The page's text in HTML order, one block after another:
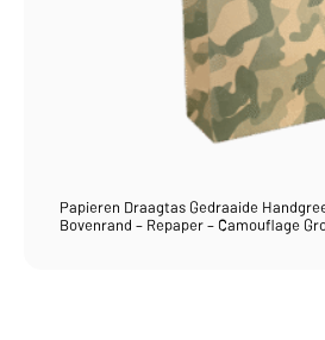
Papieren Draagtas Gedraaide
Bovenrand – Repaper – Camouflage